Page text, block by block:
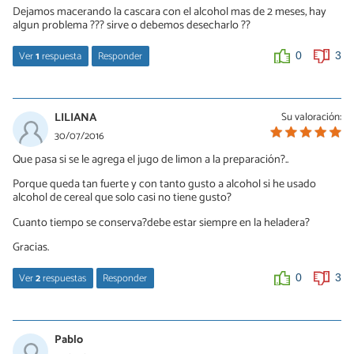
Dejamos macerando la cascara con el alcohol mas de 2 meses, hay
algun problema ??? sirve o debemos desecharlo ??
Ver1respuesta Responder 0 3
25/03/2017
Desecharlo no! Quizás tendrás que agregar un poco más de
azúcar, pero piensa que no hay nada que te pueda dañar! Es
alcohol y cáscaras de limón ácidas! Mi abuelo hizo una remesa de
Su valoración:
LILIANA
30/07/2016
Que pasa si se le agrega el jugo de limon a la preparación?..
Porque queda tan fuerte y con tanto gusto a alcohol si he usado
alcohol de cereal que solo casi no tiene gusto?
Cuanto tiempo se conserva?debe estar siempre en la heladera?
Gracias.
Ver2respuestas Responder 0 3
15/11/2016
Pablo